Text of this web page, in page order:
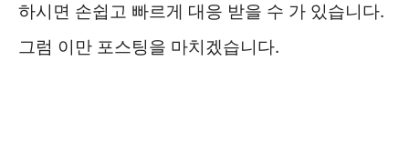
하시면 손쉽고 빠르게 대응 받을 수 가 있습니다.
그럼 이만 포스팅을 마치겠습니다.